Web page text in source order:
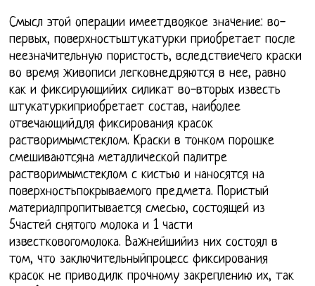
Смысл этой операции имеетдвоякое значение: во-
первых, поверхностьштукатурки приобретает после
неезначительную пористость, вследствиечего краски
во время живописи легковнедряются в нее, равно
как и фиксирующийих силикат во-вторых известь
штукатуркиприобретает состав, наиболее
отвечающийдля фиксирования красок
растворимымстеклом. Краски в тонком порошке
смешиваютсяна металлической палитре
растворимымстеклом с кистью и наносятся на
поверхностьпокрываемого предмета. Пористый
материалпропитывается смесью, состоящей из
5частей снятого молока и 1 части
известковогомолока. Важнейшийиз них состоял в
том, что заключительныйпроцесс фиксирования
красок не приводилк прочному закреплению их, так